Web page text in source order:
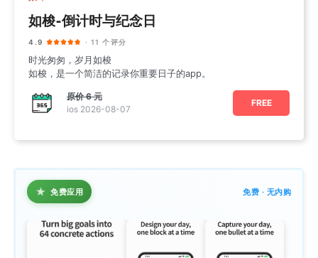
如梭-倒计时与纪念日
4.9 · 11 个评分
时光匆匆，岁月如梭
如梭，是一个简洁的记录你重要日子的app。
原价6 元
ios 2026-08-07
FREE
★ 免费应用 免费 · 无内购